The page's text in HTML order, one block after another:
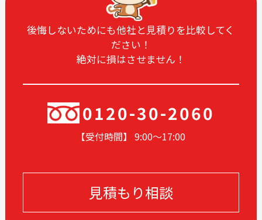
2025-02
2025-01
2024-12
2024-08
2024-07
2024-06
2024-05
2024-02
2024-01
2023-11
2023-08
2023-05
2023-03
2023-02
2023-01
後悔しないためにも他社と見積りを比較してく
ださい！
絶対に損はさせません！
0120-30-2060
【受付時間】 9:00〜17:00
見積もり相談